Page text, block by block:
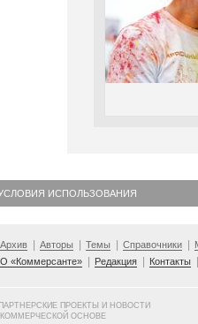
ИСПОЛЬЗОВАНИЯ
Архив Авторы Темы Справочники
О «Коммерсанте»
Редакция Контакты
ПРОЕКТЫ И НОВОСТИ
ОСНОВЕ